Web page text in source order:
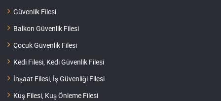
Güvenlik Filesi
Balkon Güvenlik Filesi
Çocuk Güvenlik Filesi
Kedi Filesi, Kedi Güvenlik Filesi
İnşaat Filesi, İş Güvenliği Filesi
Kuş Filesi, Kuş Önleme Filesi